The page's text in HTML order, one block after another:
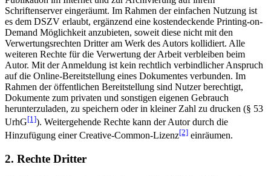
Schriftenserver eingeräumt. Im Rahmen der einfachen Nutzung ist
es dem DSZV erlaubt, ergänzend eine kostendeckende Printing-on-
Demand Möglichkeit anzubieten, soweit diese nicht mit den
Verwertungsrechten Dritter am Werk des Autors kollidiert. Alle
weiteren Rechte für die Verwertung der Arbeit verbleiben beim
Autor. Mit der Anmeldung ist kein rechtlich verbindlicher Anspruch
auf die Online-Bereitstellung eines Dokumentes verbunden. Im
Rahmen der öffentlichen Bereitstellung sind Nutzer berechtigt,
Dokumente zum privaten und sonstigen eigenen Gebrauch
herunterzuladen, zu speichern oder in kleiner Zahl zu drucken (§ 53
UrhG[1]). Weitergehende Rechte kann der Autor durch die
Hinzufügung einer Creative-Common-Lizenz[2] einräumen.
2. Rechte Dritter